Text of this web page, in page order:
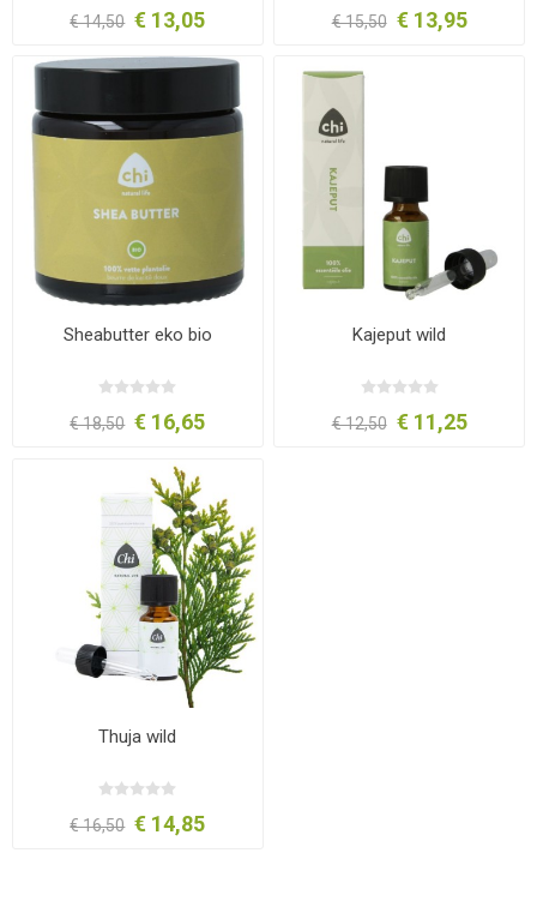
€ 14,50 € 13,05 € 15,50 € 13,95
Sheabutter eko bio
€ 18,50 € 16,65
Kajeput wild
€ 12,50 € 11,25
Thuja wild
€ 16,50 € 14,85